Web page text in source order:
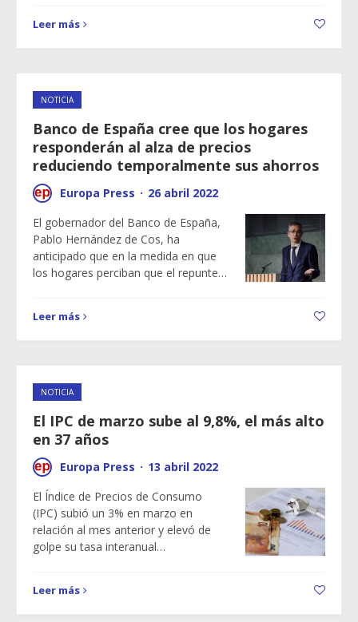
Leer más
NOTICIA
Banco de España cree que los hogares
responderán al alza de precios
reduciendo temporalmente sus ahorros
Europa Press · 26 abril 2022
El gobernador del Banco de España,
Pablo Hernández de Cos, ha
anticipado que en la medida en que
los hogares perciban que el repunte…
Leer más
NOTICIA
El IPC de marzo sube al 9,8%, el más alto
en 37 años
Europa Press · 13 abril 2022
El Índice de Precios de Consumo
(IPC) subió un 3% en marzo en
relación al mes anterior y elevó de
golpe su tasa interanual…
Leer más